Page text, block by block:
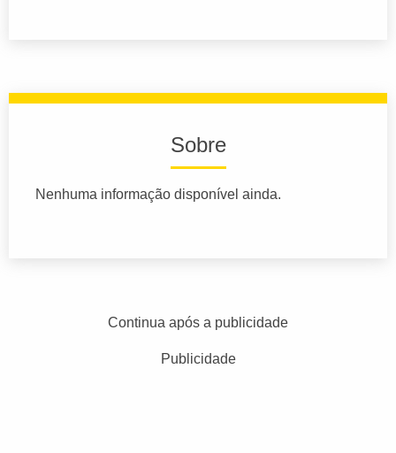
Sobre
Nenhuma informação disponível ainda.
Continua após a publicidade
Publicidade